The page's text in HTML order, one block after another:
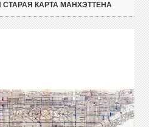
КАРТА МАНХЭТТЕНА